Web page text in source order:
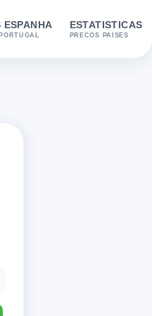
ESPANHA ESTATISTICAS
PRECOS PAISES
95 simp, 95 esp e 98 esp.